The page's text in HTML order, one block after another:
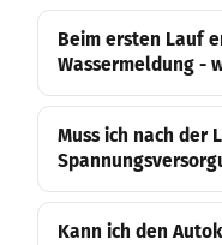
Beim ersten Lauf
Wassermeldung -
Muss ich nach der
Kann ich den